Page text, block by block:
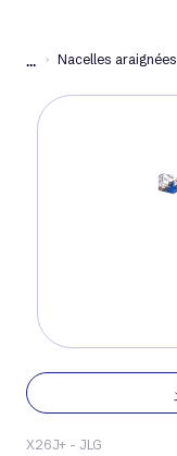
... Nacelles araignées
X26J+ - JLG